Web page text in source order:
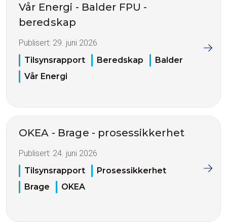
Vår Energi - Balder FPU -
beredskap
Publisert: 29. juni 2026
Tilsynsrapport
Beredskap
Balder
Vår Energi
OKEA - Brage - prosessikkerhet
Publisert: 24. juni 2026
Tilsynsrapport
Prosessikkerhet
Brage
OKEA